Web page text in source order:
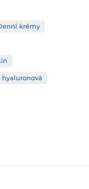
krémy
hyaluronová